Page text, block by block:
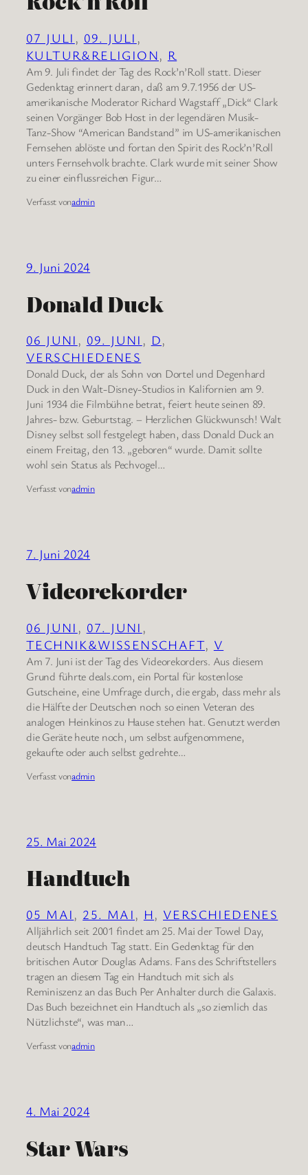
07 JULI , 09. JULI
KULTUR&RELIGION, R
Am 9. Juli findet der Tag des Rock’n’Roll statt. Dieser
Gedenktag erinnert daran, daß am 9.7.1956 der US-
amerikanische Moderator Richard Wagstaff „Dick“ Clark
seinen Vorgänger Bob Host in der legendären Musik-
Tanz-Show “American Bandstand” im US-amerikanischen
Fernsehen ablöste und fortan den Spirit des Rock’n’Roll
unters Fernsehvolk brachte. Clark wurde mit seiner Show
zu einer einflussreichen Figur…
Verfasst vonadmin
9. Juni 2024
Donald Duck
06 JUNI , 09. JUNI , D
VERSCHIEDENES
Donald Duck, der als Sohn von Dortel und Degenhard
Duck in den Walt-Disney-Studios in Kalifornien am 9.
Juni 1934 die Filmbühne betrat, feiert heute seinen 89.
Jahres- bzw. Geburtstag. – Herzlichen Glückwunsch! Walt
Disney selbst soll festgelegt haben, dass Donald Duck an
einem Freitag, den 13. „geboren“ wurde. Damit sollte
wohl sein Status als Pechvogel…
Verfasst vonadmin
7. Juni 2024
Videorekorder
06 JUNI , 07. JUNI
TECHNIK&WISSENSCHAFT, V
Am 7. Juni ist der Tag des Videorekorders. Aus diesem
Grund führte deals.com, ein Portal für kostenlose
Gutscheine, eine Umfrage durch, die ergab, dass mehr als
die Hälfte der Deutschen noch so einen Veteran des
analogen Heinkinos zu Hause stehen hat. Genutzt werden
die Geräte heute noch, um selbst aufgenommene,
gekaufte oder auch selbst gedrehte…
Verfasst vonadmin
25. Mai 2024
Handtuch
05 MAI , 25. MAI , H, VERSCHIEDENES
Alljährlich seit 2001 findet am 25. Mai der Towel Day,
deutsch Handtuch Tag statt. Ein Gedenktag für den
britischen Autor Douglas Adams. Fans des Schriftstellers
tragen an diesem Tag ein Handtuch mit sich als
Reminiszenz an das Buch Per Anhalter durch die Galaxis.
Das Buch bezeichnet ein Handtuch als „so ziemlich das
Nützlichste“, was man…
Verfasst vonadmin
4. Mai 2024
Star Wars